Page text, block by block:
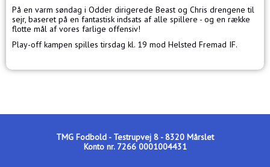
På en varm søndag i Odder dirigerede Beast og Chris drengene til
sejr, baseret på en fantastisk indsats af alle spillere - og en række
flotte mål af vores farlige offensiv!
Play-off kampen spilles tirsdag kl. 19 mod Helsted Fremad IF.
TMG Fodbold - Testrupvej 8 - 8320 Mårslet
Konto nr. 7266 0001004431